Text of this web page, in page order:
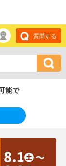
質問する
能で